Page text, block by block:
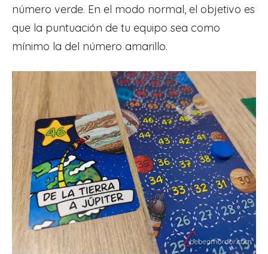
número verde. En el modo normal, el objetivo es
que la puntuación de tu equipo sea como
mínimo la del número amarillo.